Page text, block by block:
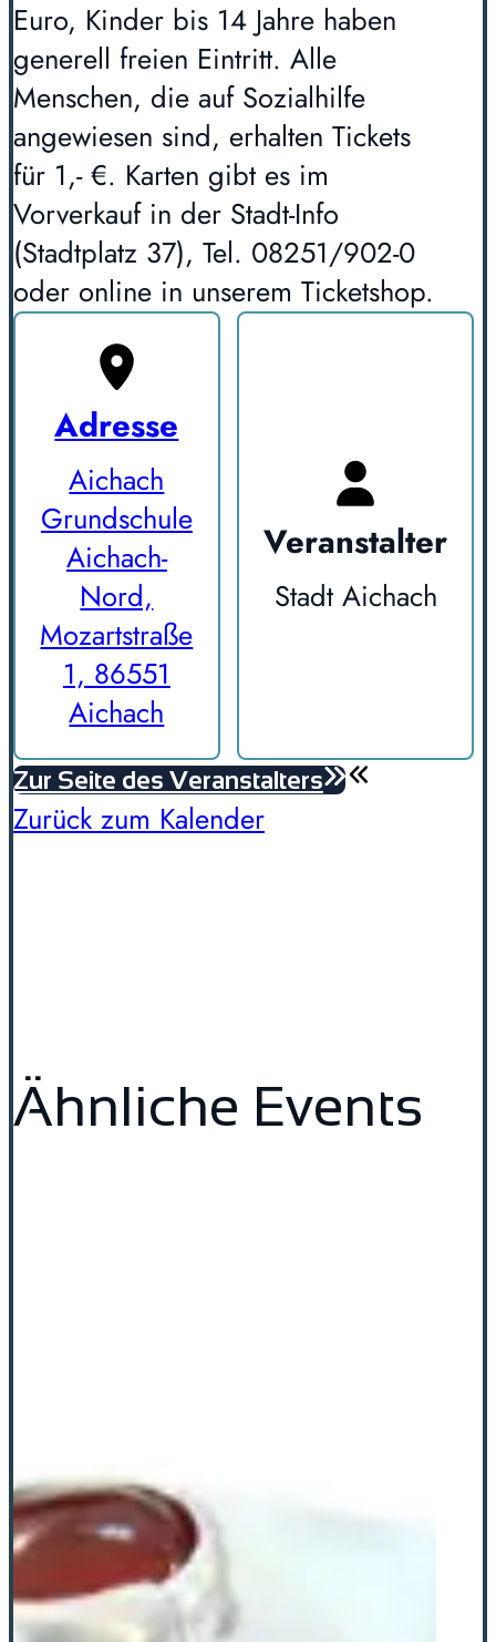
Euro, Kinder bis 14 Jahre haben
generell freien Eintritt. Alle
Menschen, die auf Sozialhilfe
angewiesen sind, erhalten Tickets
für 1,- €. Karten gibt es im
Vorverkauf in der Stadt-Info
(Stadtplatz 37), Tel. 08251/902-0
oder online in unserem Ticketshop.
Adresse
Aichach
Grundschule
Aichach-
Nord,
Mozartstraße
1, 86551
Aichach
Veranstalter
Stadt Aichach
Zur Seite des Veranstalters
Zurück zum Kalender
Ähnliche Events